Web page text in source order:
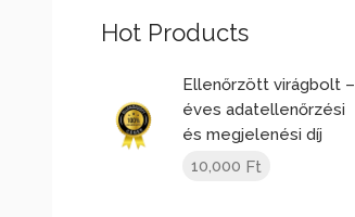
Hot Products
Ellenőrzött virágbolt –
éves adatellenőrzési
és megjelenési díj
10,000 Ft